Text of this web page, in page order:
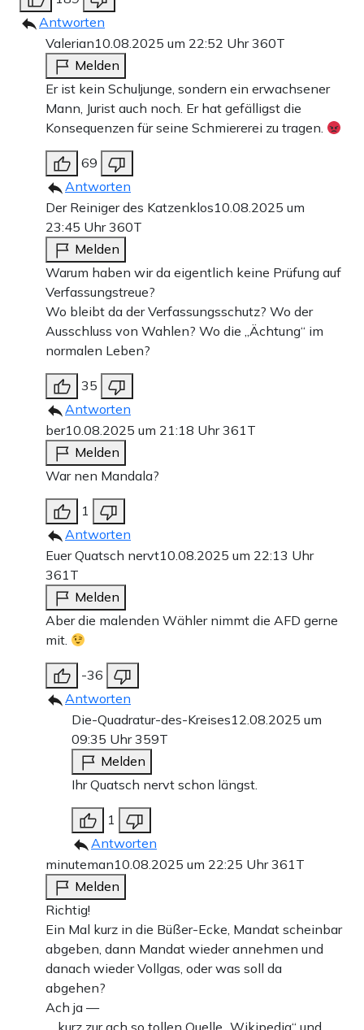
Antworten
Valerian10.08.2025 um 22:52 Uhr360T
Melden
Er ist kein Schuljunge, sondern ein erwachsener
Mann, Jurist auch noch. Er hat gefälligst die
Konsequenzen für seine Schmiererei zu tragen.
69
Antworten
Der Reiniger des Katzenklos10.08.2025 um
23:45 Uhr360T
Melden
Warum haben wir da eigentlich keine Prüfung auf
Verfassungstreue?
Wo bleibt da der Verfassungsschutz? Wo der
Ausschluss von Wahlen? Wo die „Ächtung“ im
normalen Leben?
35
Antworten
ber10.08.2025 um 21:18 Uhr361T
Melden
War nen Mandala?
1
Antworten
Euer Quatsch nervt10.08.2025 um 22:13 Uhr
361T
Melden
Aber die malenden Wähler nimmt die AFD gerne
mit.
-36
Antworten
Die-Quadratur-des-Kreises12.08.2025 um
09:35 Uhr359T
Melden
Ihr Quatsch nervt schon längst.
1
Antworten
minuteman10.08.2025 um 22:25 Uhr361T
Melden
Richtig!
Ein Mal kurz in die Büßer-Ecke, Mandat scheinbar
abgeben, dann Mandat wieder annehmen und
danach wieder Vollgas, oder was soll da
abgehen?
Ach ja —